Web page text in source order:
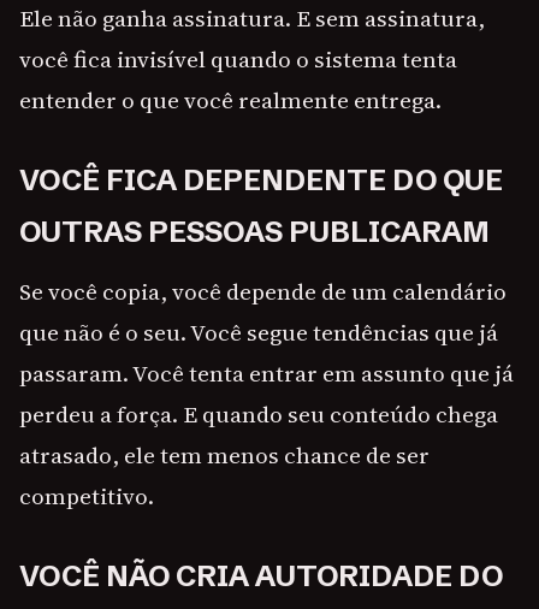
Ele não ganha assinatura. E sem assinatura,
você fica invisível quando o sistema tenta
entender o que você realmente entrega.
VOCÊ FICA DEPENDENTE DO QUE
OUTRAS PESSOAS PUBLICARAM
Se você copia, você depende de um calendário
que não é o seu. Você segue tendências que já
passaram. Você tenta entrar em assunto que já
perdeu a força. E quando seu conteúdo chega
atrasado, ele tem menos chance de ser
competitivo.
VOCÊ NÃO CRIA AUTORIDADE DO